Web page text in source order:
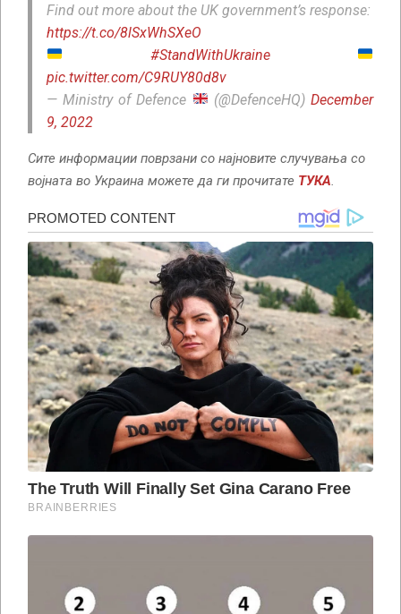
Find out more about the UK government’s response:
https://t.co/8lSxWhSXeO
#StandWithUkraine
pic.twitter.com/C9RUY80d8v
— Ministry of Defence
(@DefenceHQ)December
9, 2022
Сите информации поврзани со најновите случувања со
војната во Украина можете да ги прочитате ТУКА.